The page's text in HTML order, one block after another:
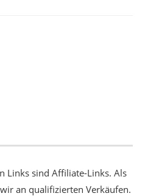
Links sind Affiliate-Links. Als
an qualifizierten Verkäufen.